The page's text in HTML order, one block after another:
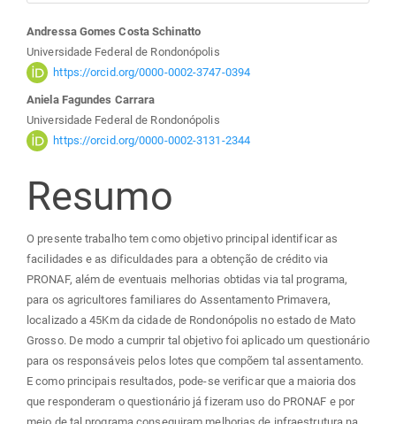
Conteúdo
do
artigo
principal
Andressa Gomes Costa Schinatto
Universidade Federal de Rondonópolis
https://orcid.org/0000-0002-3747-0394
Aniela Fagundes Carrara
Universidade Federal de Rondonópolis
https://orcid.org/0000-0002-3131-2344
Resumo
O presente trabalho tem como objetivo principal identificar as
facilidades e as dificuldades para a obtenção de crédito via
PRONAF, além de eventuais melhorias obtidas via tal programa,
para os agricultores familiares do Assentamento Primavera,
localizado a 45Km da cidade de Rondonópolis no estado de Mato
Grosso. De modo a cumprir tal objetivo foi aplicado um questionário
para os responsáveis pelos lotes que compõem tal assentamento.
E como principais resultados, pode-se verificar que a maioria dos
que responderam o questionário já fizeram uso do PRONAF e por